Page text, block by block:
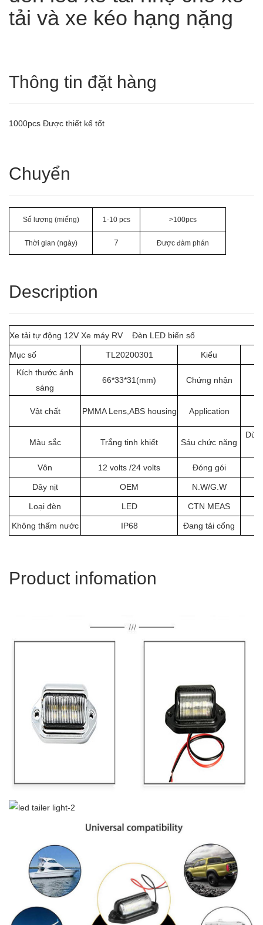
tải và xe kéo hạng nặng
Thông tin đặt hàng
1000pcs Được thiết kế tốt
Chuyển
Số lượng (miếng) 1-10 pcs >100pcs
Thời gian (ngày) 7 Được đàm phán
Description
Xe tải tự động 12V Xe máy RV Đèn LED biển số
Mục số TL20200301
Kiểu
Kích thước ánh
sáng
66*33*31(mm) Chứng nhận
Vật chất PMMA Lens,ABS housing Application
Màu sắc Trắng tinh khiết Sáu chức năng
Vôn 12 volts /24 volts Đóng gói
Dây nịt OEM N.W/G.W
Loại đèn LED CTN MEAS
Không thấm nước IP68 Đang tải cổng
Product infomation